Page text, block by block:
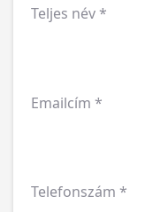
Teljes név*
Emailcím *
Telefonszám *